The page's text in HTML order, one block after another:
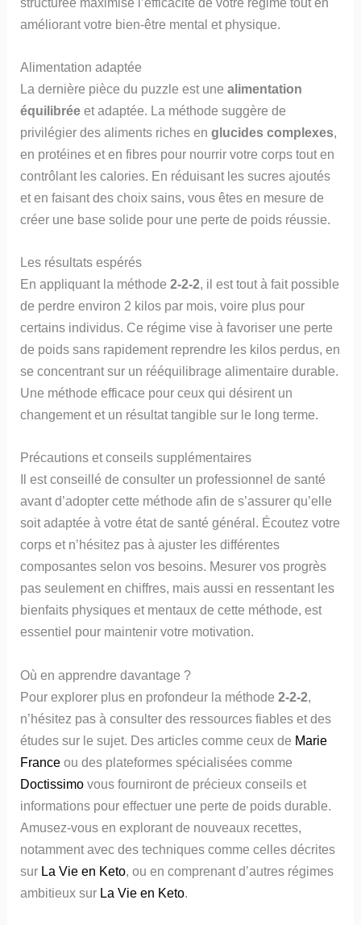
améliorant votre bien-être mental et physique.
Alimentation adaptée
La dernière pièce du puzzle est unealimentation
équilibrée et adaptée. La méthode suggère de
privilégier des aliments riches englucides complexes,
en protéines et en fibres pour nourrir votre corps tout en
contrôlant les calories. En réduisant les sucres ajoutés
et en faisant des choix sains, vous êtes en mesure de
créer une base solide pour une perte de poids réussie.
Les résultats espérés
En appliquant la méthode2-2-2, il est tout à fait possible
de perdre environ 2 kilos par mois, voire plus pour
certains individus. Ce régime vise à favoriser une perte
de poids sans rapidement reprendre les kilos perdus, en
se concentrant sur un rééquilibrage alimentaire durable.
Une méthode efficace pour ceux qui désirent un
changement et un résultat tangible sur le long terme.
Précautions et conseils supplémentaires
Il est conseillé de consulter un professionnel de santé
avant d’adopter cette méthode afin de s’assurer qu’elle
soit adaptée à votre état de santé général. Écoutez votre
corps et n’hésitez pas à ajuster les différentes
composantes selon vos besoins. Mesurer vos progrès
pas seulement en chiffres, mais aussi en ressentant les
bienfaits physiques et mentaux de cette méthode, est
essentiel pour maintenir votre motivation.
Où en apprendre davantage ?
Pour explorer plus en profondeur la méthode2-2-2
n’hésitez pas à consulter des ressources fiables et des
études sur le sujet. Des articles comme ceux de Marie
France ou des plateformes spécialisées comme
Doctissimo vous fourniront de précieux conseils et
informations pour effectuer une perte de poids durable.
Amusez-vous en explorant de nouveaux recettes,
notamment avec des techniques comme celles décrites
sur La Vie en Keto , ou en comprenant d’autres régimes
ambitieux sur La Vie en Keto